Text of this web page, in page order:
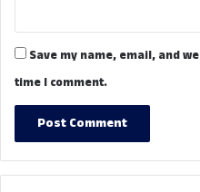
Save my name, email, and
time I comment.